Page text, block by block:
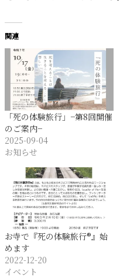
関連
「死の体験旅行」−第8回開催
のご案内−
2025-09-04
お知らせ
お寺で『死の体験旅行®️』始
めます
2022-12-20
イベント